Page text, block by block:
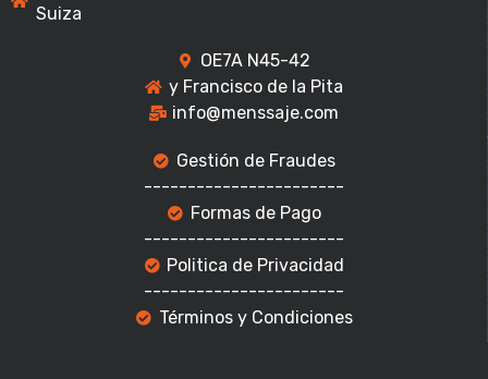
Suiza
OE7A N45-42
y Francisco de la Pita
info@menssaje.com
Gestión de Fraudes
-----------------------
Formas de Pago
-----------------------
Politica de Privacidad
-----------------------
Términos y Condiciones